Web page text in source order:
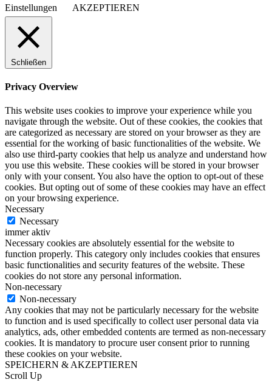
Einstellungen
AKZEPTIEREN
Schließen
Privacy Overview
This website uses cookies to improve your experience while you
navigate through the website. Out of these cookies, the cookies that
are categorized as necessary are stored on your browser as they are
essential for the working of basic functionalities of the website. We
also use third-party cookies that help us analyze and understand how
you use this website. These cookies will be stored in your browser
only with your consent. You also have the option to opt-out of these
cookies. But opting out of some of these cookies may have an effect
on your browsing experience.
Necessary
Necessary
immer aktiv
Necessary cookies are absolutely essential for the website to
function properly. This category only includes cookies that ensures
basic functionalities and security features of the website. These
cookies do not store any personal information.
Non-necessary
Non-necessary
Any cookies that may not be particularly necessary for the website
to function and is used specifically to collect user personal data via
analytics, ads, other embedded contents are termed as non-necessary
cookies. It is mandatory to procure user consent prior to running
these cookies on your website.
SPEICHERN & AKZEPTIEREN
Scroll Up